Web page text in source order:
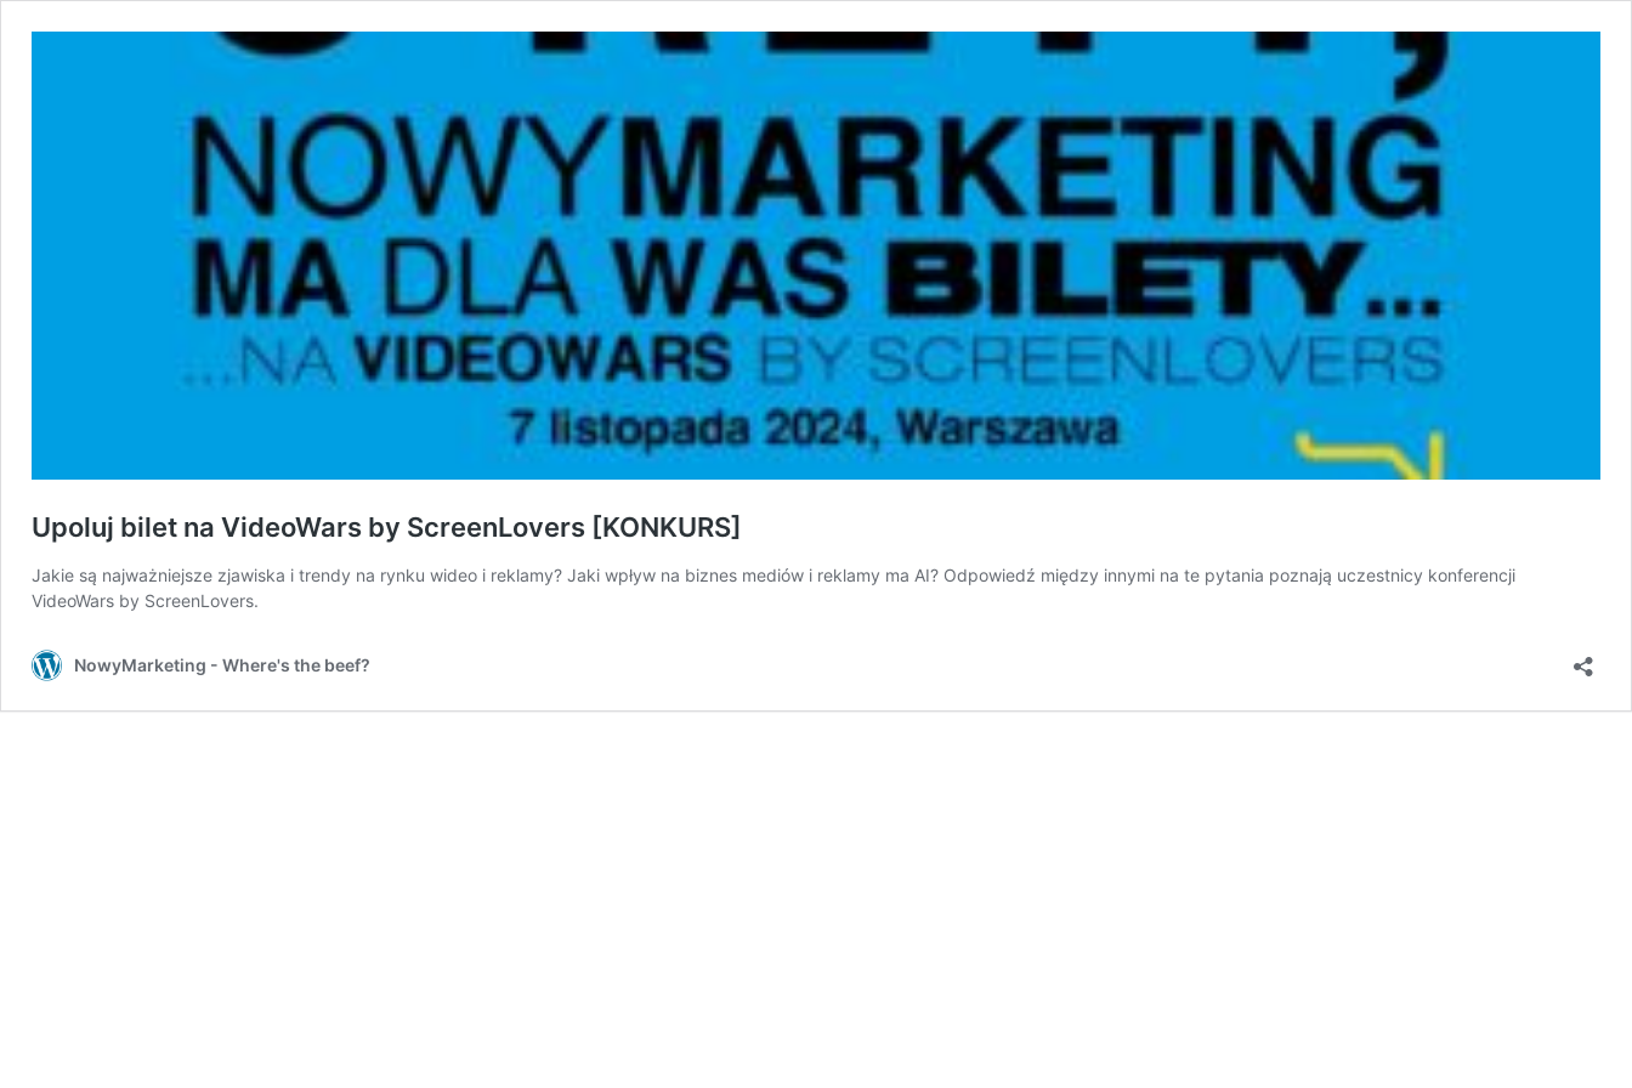
Upoluj bilet na VideoWars by ScreenLovers [KONKURS]
Jakie są najważniejsze zjawiska i trendy na rynku wideo i reklamy? Jaki wpływ na biznes mediów i reklamy ma AI? Odpowiedź między innymi na te pytania poznają uczestnicy konferencji
VideoWars by ScreenLovers.
NowyMarketing - Where's the beef?